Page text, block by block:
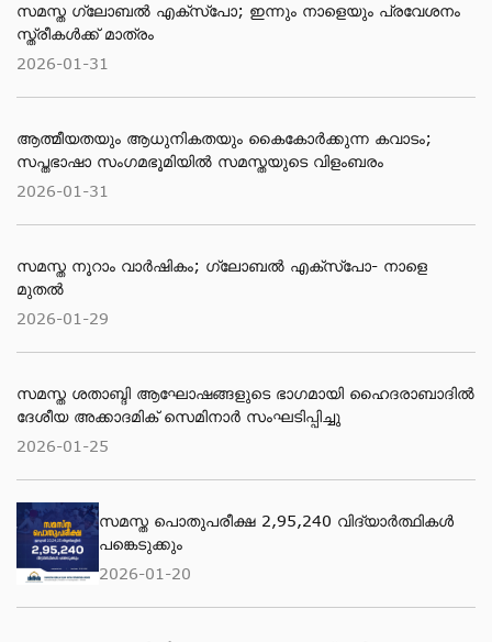
സമസ്ത ഗ്ലോബൽ എക്സ്പോ; ഇന്നും നാളെയും പ്രവേശനം
സ്ത്രീകൾക്ക് മാത്രം
2026-01-31
ആത്മീയതയും ആധുനികതയും കൈകോർക്കുന്ന കവാടം;
സപ്തഭാഷാ സംഗമഭൂമിയിൽ സമസ്തയുടെ വിളംബരം
2026-01-31
സമസ്ത നൂറാം വാർഷികം; ഗ്ലോബല്‍ എക്‌സ്‌പോ- നാളെ
മുതൽ
2026-01-29
സമസ്ത ശതാബ്ദി ആഘോഷങ്ങളുടെ ഭാഗമായി ഹൈദരാബാദില്‍
ദേശീയ അക്കാദമിക് സെമിനാര്‍ സംഘടിപ്പിച്ചു
2026-01-25
സമസ്ത പൊതുപരീക്ഷ 2,95,240 വിദ്യാര്‍ത്ഥികള്‍
പങ്കെടുക്കും
2026-01-20